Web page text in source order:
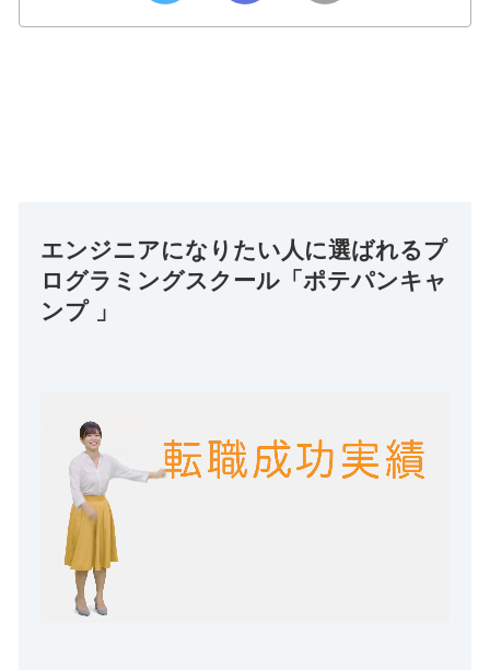
エンジニアになりたい人に選ばれるプ
ログラミングスクール「ポテパンキャ
ンプ 」